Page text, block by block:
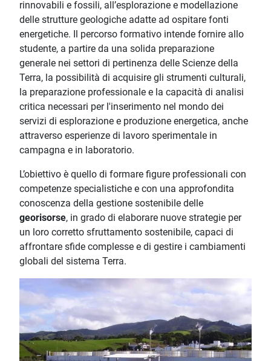
rinnovabili e fossili, all’esplorazione e modellazione
delle strutture geologiche adatte ad ospitare fonti
energetiche. Il percorso formativo intende fornire allo
studente, a partire da una solida preparazione
generale nei settori di pertinenza delle Scienze della
Terra, la possibilità di acquisire gli strumenti culturali,
la preparazione professionale e la capacità di analisi
critica necessari per l'inserimento nel mondo dei
servizi di esplorazione e produzione energetica, anche
attraverso esperienze di lavoro sperimentale in
campagna e in laboratorio.
L’obiettivo è quello di formare figure professionali con
competenze specialistiche e con una approfondita
conoscenza della gestione sostenibile delle
georisorse, in grado di elaborare nuove strategie per
un loro corretto sfruttamento sostenibile, capaci di
affrontare sfide complesse e di gestire i cambiamenti
globali del sistema Terra.